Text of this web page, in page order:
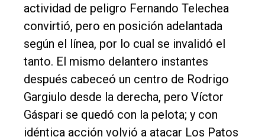
actividad de peligro Fernando Telechea
convirtió, pero en posición adelantada
según el línea, por lo cual se invalidó el
tanto. El mismo delantero instantes
después cabeceó un centro de Rodrigo
Gargiulo desde la derecha, pero Víctor
Gáspari se quedó con la pelota; y con
idéntica acción volvió a atacar Los Patos